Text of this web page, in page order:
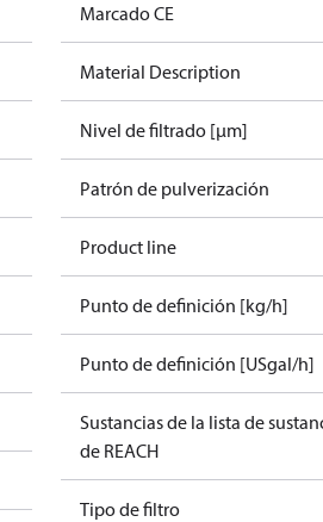
Marcado CE
Material Description
Nivel de filtrado [µm]
Patrón de pulverización
Product line
Punto de definición [kg/h]
Punto de definición [USgal/h]
Sustancias de la lista de
de REACH
Tipo de filtro